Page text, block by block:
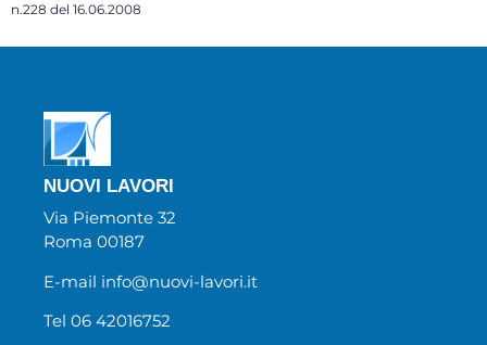
n.228 del 16.06.2008
NUOVI LAVORI
Via Piemonte 32
Roma 00187
E-mail info@nuovi-lavori.it
Tel 06 42016752